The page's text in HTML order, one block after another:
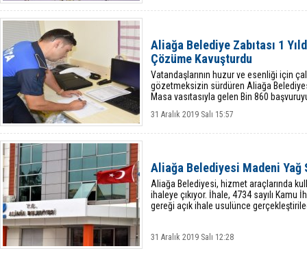
Aliağa Belediye Zabıtası 1
Çözüme Kavuşturdu
Vatandaşlarının huzur ve esenliği için
gözetmeksizin sürdüren Aliağa
Masa vasıtasıyla gelen Bin 860
31 Aralık 2019 Salı 15:57
Aliağa Belediyesi Madeni Yağ
Aliağa Belediyesi, hizmet araçlarında
ihaleye çıkıyor. İhale, 4734 sayılı Kamu
gereği açık ihale usulünce
31 Aralık 2019 Salı 12:28